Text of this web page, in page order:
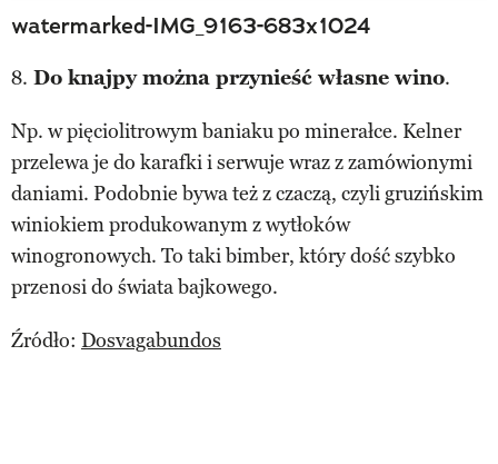
watermarked-IMG_9163-683x1024
8. Do knajpy można przynieść własne wino.
Np. w pięciolitrowym baniaku po minerałce. Kelner
przelewa je do karafki i serwuje wraz z zamówionymi
daniami. Podobnie bywa też z czaczą, czyli gruzińskim
winiokiem produkowanym z wytłoków
winogronowych. To taki bimber, który dość szybko
przenosi do świata bajkowego.
Źródło: Dosvagabundos